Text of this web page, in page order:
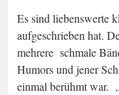
Es sind liebenswerte
aufgeschrieben hat.
mehrere schmale
Humors und jener
einmal berühmt war.